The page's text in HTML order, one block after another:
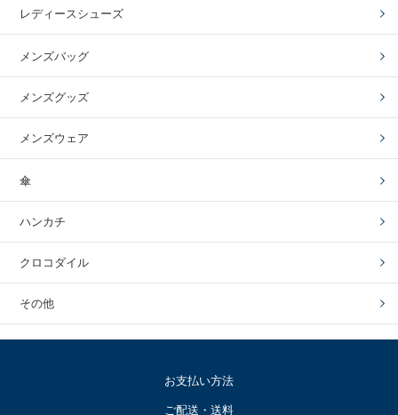
レディースシューズ
メンズバッグ
メンズグッズ
メンズウェア
傘
ハンカチ
クロコダイル
その他
お支払い方法
ご配送・送料